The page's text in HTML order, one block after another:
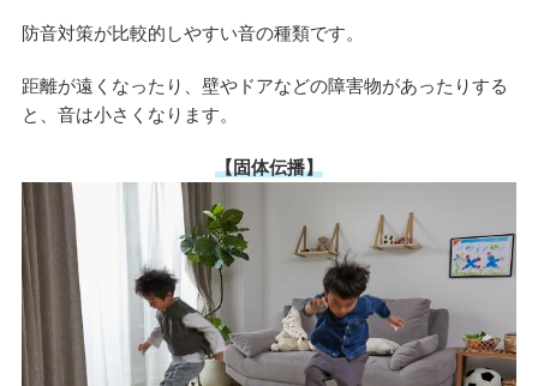
防音対策が比較的しやすい音の種類です。
距離が遠くなったり、壁やドアなどの障害物があったりする
と、音は小さくなります。
【固体伝播】